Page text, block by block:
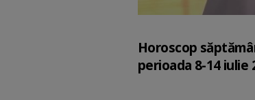
Horoscop
perioada 8-14 iulie